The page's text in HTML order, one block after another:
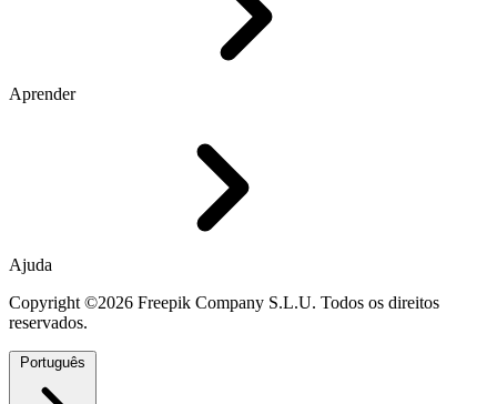
Aprender
Ajuda
Copyright ©2026 Freepik Company S.L.U. Todos os direitos
reservados.
Português